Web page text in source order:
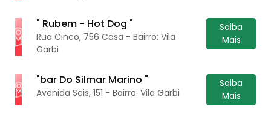
" Rubem - Hot Dog "
Rua Cinco, 756 Casa - Bairro: Vila
Garbi
Saiba
Mais
"bar Do Silmar Marino "
Avenida Seis, 151 - Bairro: Vila Garbi
Saiba
Mais